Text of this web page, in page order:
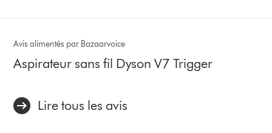
Avis alimentés par Bazaarvoice
Aspirateur sans fil Dyson V7 Trigger
Lire tous les avis